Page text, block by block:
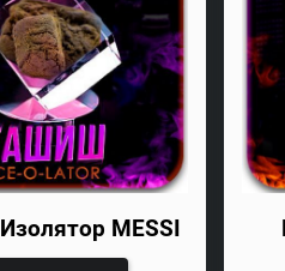
MESSI